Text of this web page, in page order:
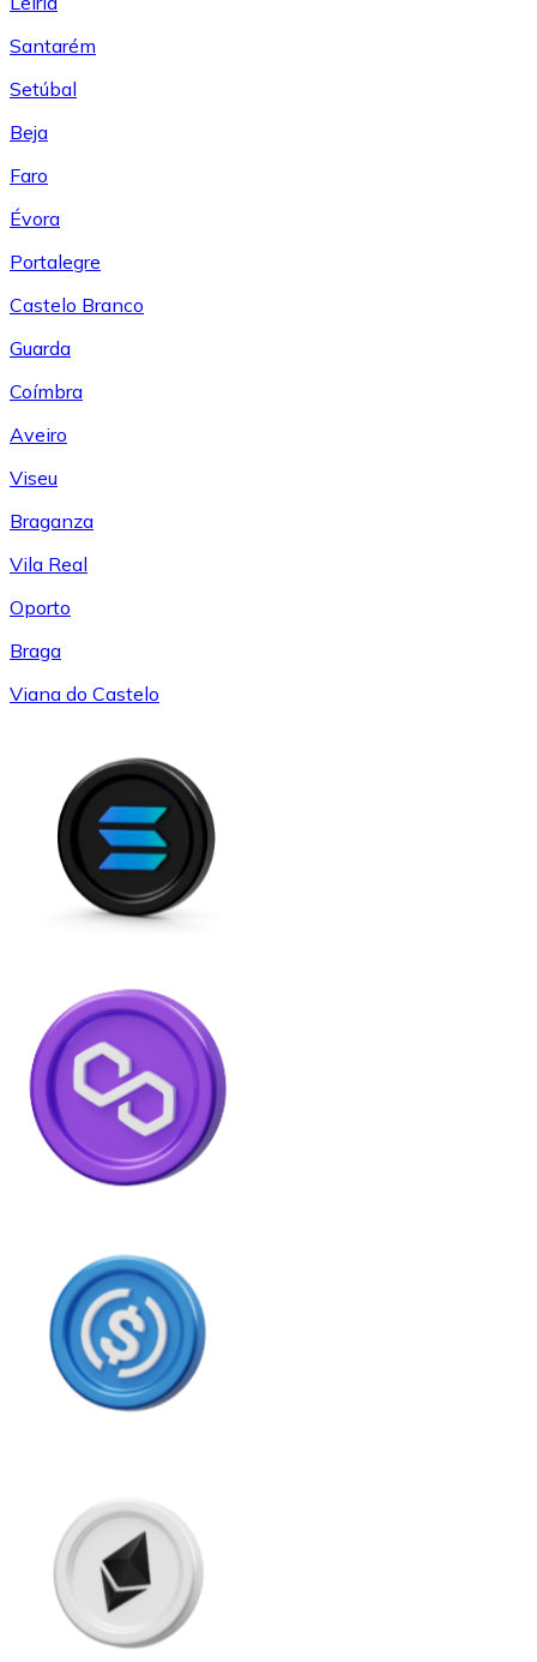
Santarém
Setúbal
Beja
Faro
Évora
Portalegre
Castelo Branco
Guarda
Coímbra
Aveiro
Viseu
Braganza
Vila Real
Oporto
Braga
Viana do Castelo